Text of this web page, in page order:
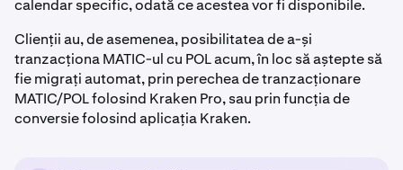
calendar specific, odată ce acestea vor fi disponibile.
Clienții au, de asemenea, posibilitatea de a-și
tranzacționa MATIC-ul cu POL acum, în loc să aștepte să
fie migrați automat, prin perechea de tranzacționare
MATIC/POL folosind Kraken Pro, sau prin funcția de
conversie folosind aplicația Kraken.